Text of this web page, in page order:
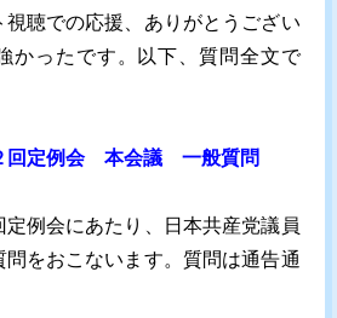
視聴での応援、ありがとうござい
かったです。以下、質問全文で
回定例会 本会議 一般質問
例会にあたり、日本共産党議員
問をおこないます。質問は通告通